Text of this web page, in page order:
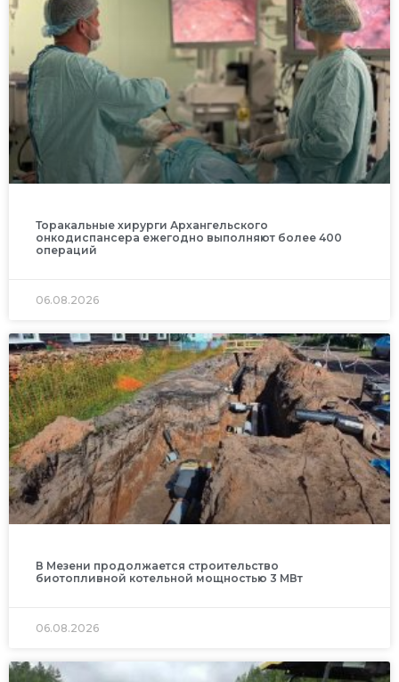
Торакальные хирурги Архангельского
онкодиспансера ежегодно выполняют более 400
операций
06.08.2026
В Мезени продолжается строительство
биотопливной котельной мощностью 3 МВт
06.08.2026